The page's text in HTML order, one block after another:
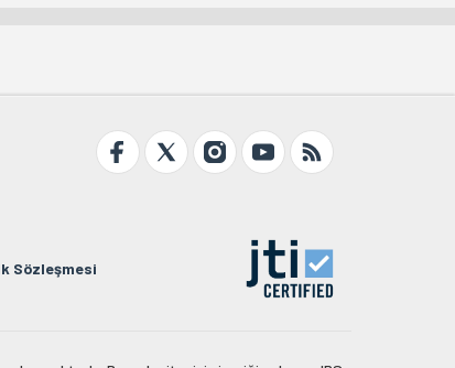
Sözleşmesi